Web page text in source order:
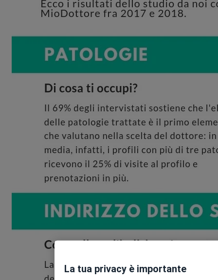
La tua privacy è importante